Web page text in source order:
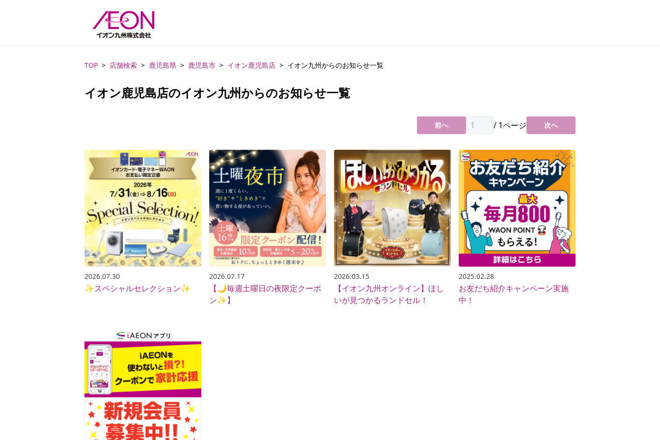
TOP 店舗検索 鹿児島県 鹿児島市 イオン鹿児島店 イオン九州からのお知らせ一覧
イオン鹿児島店のイオン九州からのお知らせ一覧
前へ / 1ページ 次へ
2026.07.30
✨スペシャルセレクション✨
2026.07.17
【🌙毎週土曜日の夜限定クーポ
ン✨】
2026.03.15
【イオン九州オンライン】ほし
いが見つかるランドセル！
2025.02.28
お友だち紹介キャンペーン実施
中！